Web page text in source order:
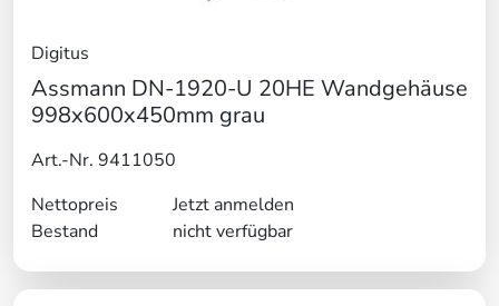
Digitus
Assmann DN-1920-U 20HE Wandgehäuse
998x600x450mm grau
Art.-Nr. 9411050
Nettopreis
Jetzt anmelden
Bestand
nicht verfügbar